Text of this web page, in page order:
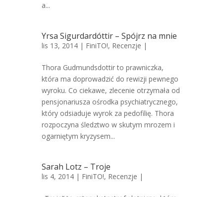
a...
Yrsa Sigurdardóttir – Spójrz na mnie
lis 13, 2014 | FiniTO!, Recenzje |
Thora Gudmundsdottir to prawniczka,
która ma doprowadzić do rewizji pewnego
wyroku. Co ciekawe, zlecenie otrzymała od
pensjonariusza ośrodka psychiatrycznego,
który odsiaduje wyrok za pedofilię. Thora
rozpoczyna śledztwo w skutym mrozem i
ogarniętym kryzysem...
Sarah Lotz – Troje
lis 4, 2014 | FiniTO!, Recenzje |